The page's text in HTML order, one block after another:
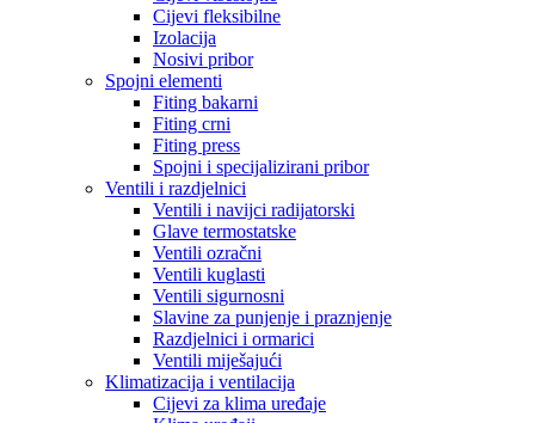
Cijevi fleksibilne
Izolacija
Nosivi pribor
Spojni elementi
Fiting bakarni
Fiting crni
Fiting press
Spojni i specijalizirani pribor
Ventili i razdjelnici
Ventili i navijci radijatorski
Glave termostatske
Ventili ozračni
Ventili kuglasti
Ventili sigurnosni
Slavine za punjenje i praznjenje
Razdjelnici i ormarici
Ventili miješajući
Klimatizacija i ventilacija
Cijevi za klima uređaje